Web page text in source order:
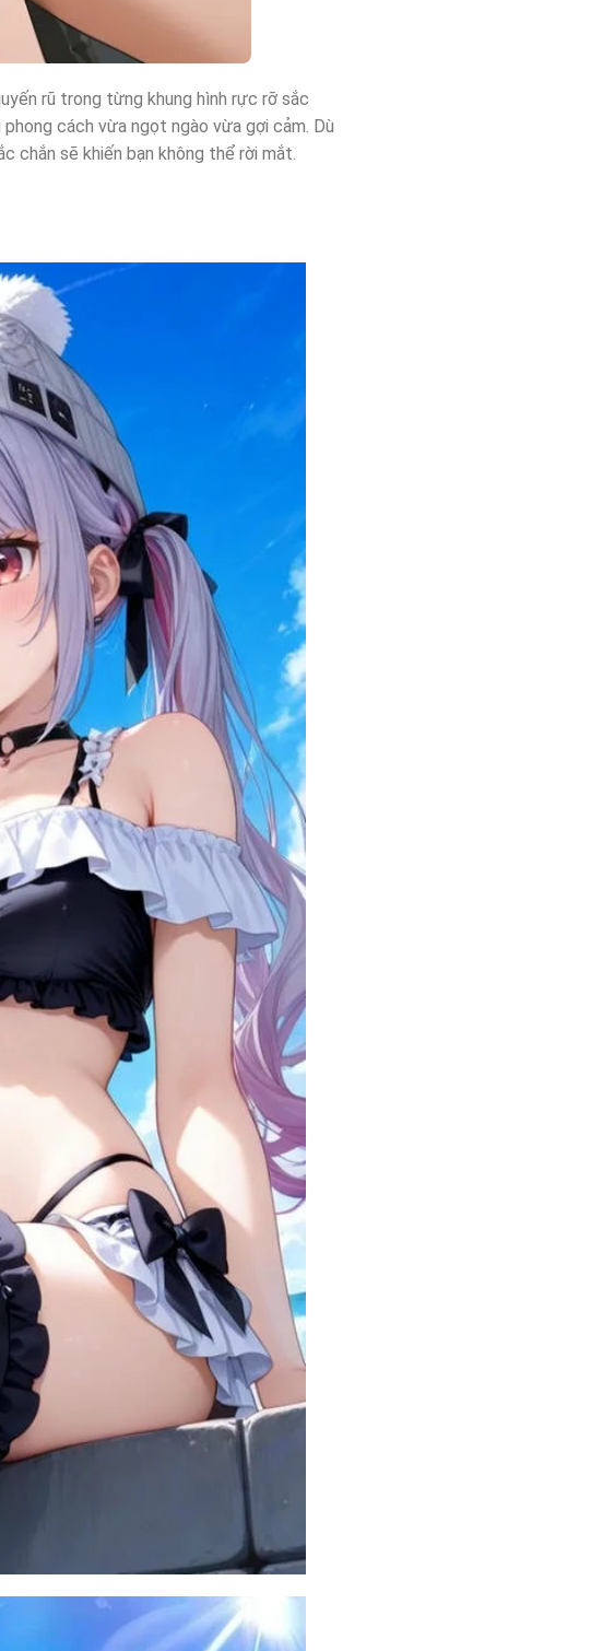
rũ trong từng khung hình rực rỡ sắc
cách vừa ngọt ngào vừa gợi cảm. Dù
chắn sẽ khiến bạn không thể rời mắt.